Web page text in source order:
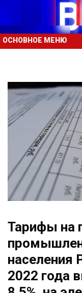
ОСНОВНОЕ МЕНЮ
Тарифы на
населения
2022 года